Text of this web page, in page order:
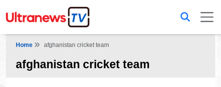
Home afghanistan cricket team
afghanistan cricket team